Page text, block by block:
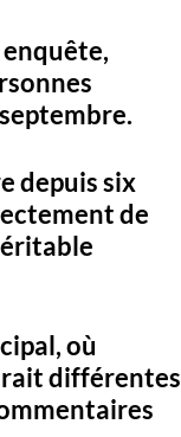
depuis six
de
où
différentes